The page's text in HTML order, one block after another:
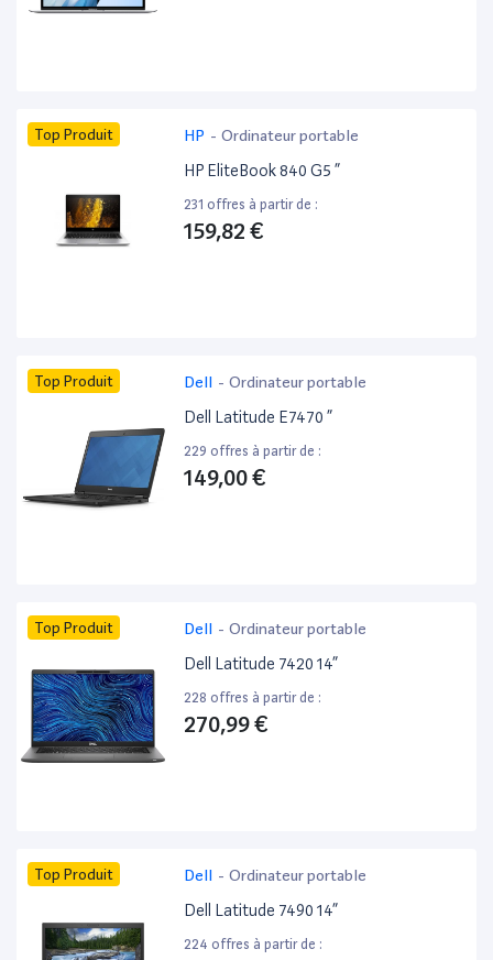
Top Produit HP - Ordinateur portable
HP EliteBook 840 G5 ”
231 offres à partir de :
159,82 €
Top Produit Dell - Ordinateur portable
Dell Latitude E7470 ”
229 offres à partir de :
149,00 €
Top Produit Dell - Ordinateur portable
Dell Latitude 7420 14”
228 offres à partir de :
270,99 €
Top Produit Dell - Ordinateur portable
Dell Latitude 7490 14”
224 offres à partir de :